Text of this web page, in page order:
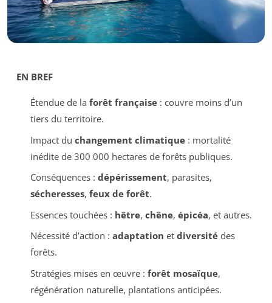
EN BREF
Étendue de la forêt française: couvre moins d’un
tiers du territoire.
Impact du changement climatique: mortalité
inédite de 300 000 hectares de forêts publiques.
Conséquences : dépérissement, parasites,
sécheresses, feux de forêt.
Essences touchées : hêtre, chêne, épicéa, et autres.
Nécessité d’action : adaptation et diversitédes
forêts.
Stratégies mises en œuvre : forêt mosaïque,
régénération naturelle, plantations anticipées.